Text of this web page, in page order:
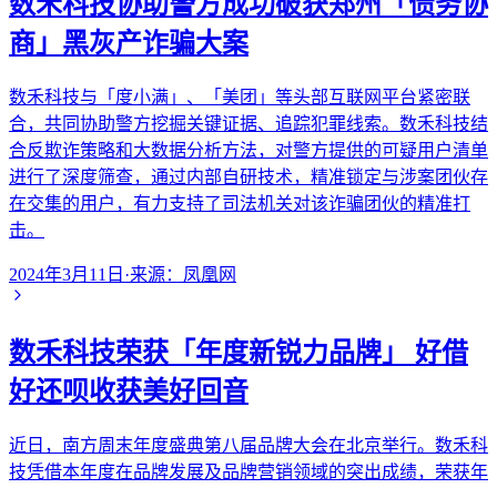
商」黑灰产诈骗大案
数禾科技与「度小满」、「美团」等头部互联网平台紧密联
合，共同协助警方挖掘关键证据、追踪犯罪线索。数禾科技结
合反欺诈策略和大数据分析方法，对警方提供的可疑用户清单
进行了深度筛查，通过内部自研技术，精准锁定与涉案团伙存
在交集的用户，有力支持了司法机关对该诈骗团伙的精准打
击。
2024年3月11日 ·来源： 凤凰网
数禾科技荣获「年度新锐力品牌」 好借
好还呗收获美好回音
近日，南方周末年度盛典第八届品牌大会在北京举行。数禾科
技凭借本年度在品牌发展及品牌营销领域的突出成绩，荣获年